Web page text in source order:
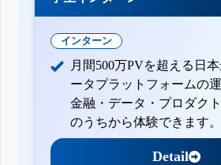
インターン
月間500万PVを超える日
ータプラットフォームの
金融・データ・プロダク
のうちから体験できます。
Detail